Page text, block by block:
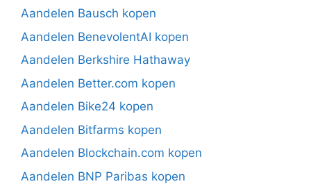
Aandelen Bausch kopen
Aandelen BenevolentAI kopen
Aandelen Berkshire Hathaway
Aandelen Better.com kopen
Aandelen Bike24 kopen
Aandelen Bitfarms kopen
Aandelen Blockchain.com kopen
Aandelen BNP Paribas kopen